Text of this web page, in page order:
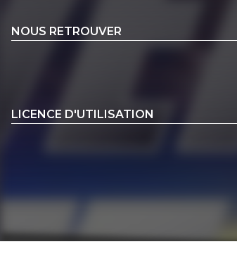
NOUS RETROUVER
LICENCE D'UTILISATION